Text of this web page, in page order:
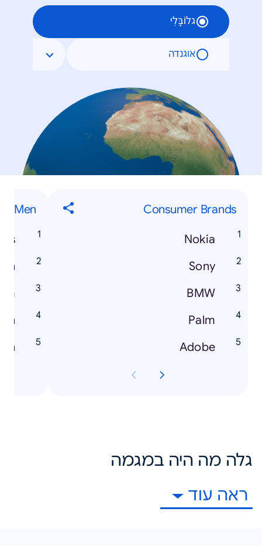
גלוֹבָּלִי
אוגנדה
Consumer Brands
Nokia
Sony
BMW
Palm
Adobe
Men
גלה מה היה במגמה
ראה עוד